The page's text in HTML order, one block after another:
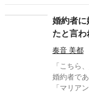
は、他投
婚約者に
たと言
奏音 美都
「こちら、妹の
婚約者で
「マリア